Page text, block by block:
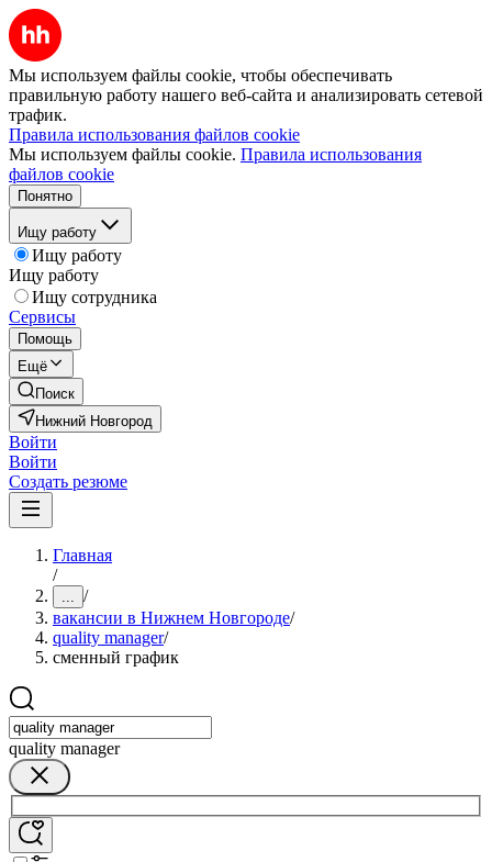
Мы используем файлы cookie, чтобы обеспечивать
правильную работу нашего веб-сайта и анализировать сетевой
трафик.
Правила использования файлов cookie
Мы используем файлы cookie. Правила использования
файлов cookie
Понятно
Ищу работу
Ищу работу
Ищу работу
Ищу сотрудника
Сервисы
Помощь
Ещё
Поиск
Нижний Новгород
Войти
Войти
Создать резюме
Главная
/
... /
вакансии в Нижнем Новгороде/
quality manager/
сменный график
quality manager